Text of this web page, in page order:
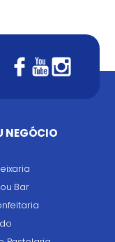
NEGÓCIO
Bar